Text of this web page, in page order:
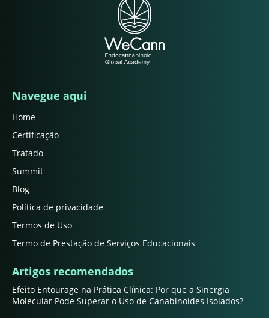
Navegue aqui
Home
Certificação
Tratado
Summit
Blog
Política de privacidade
Termos de Uso
Termo de Prestação de Serviços Educacionais
Artigos recomendados
Efeito Entourage na Prática Clínica: Por que a Sinergia
Molecular Pode Superar o Uso de Canabinoides Isolados?